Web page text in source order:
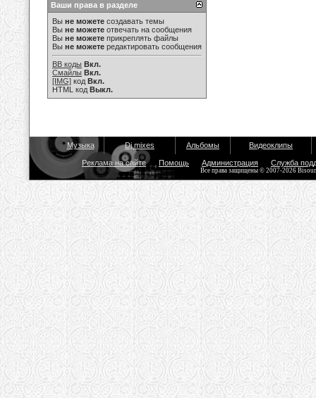
Ваши права в разделе
Вы не можете создавать темы
Вы не можете отвечать на сообщения
Вы не можете прикреплять файлы
Вы не можете редактировать сообщения
BB коды Вкл.
Смайлы Вкл.
[IMG] код Вкл.
HTML код Выкл.
Музыка Dj mixes Альбомы Видеоклипы
Реклама на сайте Помощь Администрация Служба
Все права защищены © 2007-2026